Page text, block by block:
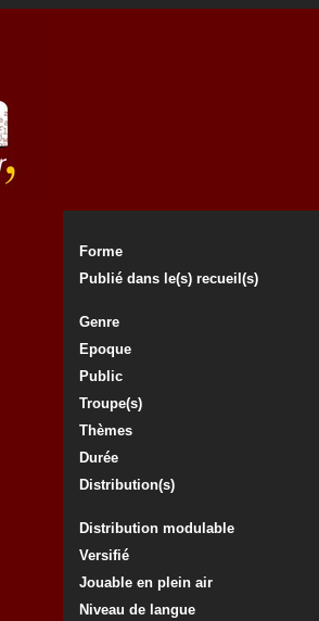
Forme
Publié dans le(s) recueil(s)
Genre
Epoque
Public
Troupe(s)
Thèmes
Durée
Distribution(s)
Distribution modulable
Versifié
Jouable en plein air
Niveau de langue